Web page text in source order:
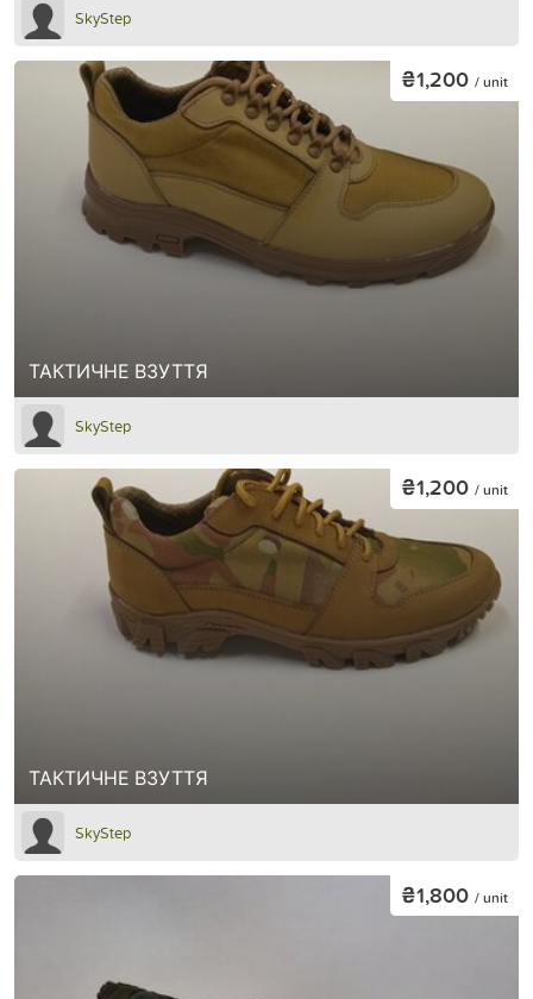
SkyStep
ТАКТИЧНЕ ВЗУТТЯ
₴1,200 / unit
SkyStep
ТАКТИЧНЕ ВЗУТТЯ
₴1,200 / unit
SkyStep
₴1,800 / unit